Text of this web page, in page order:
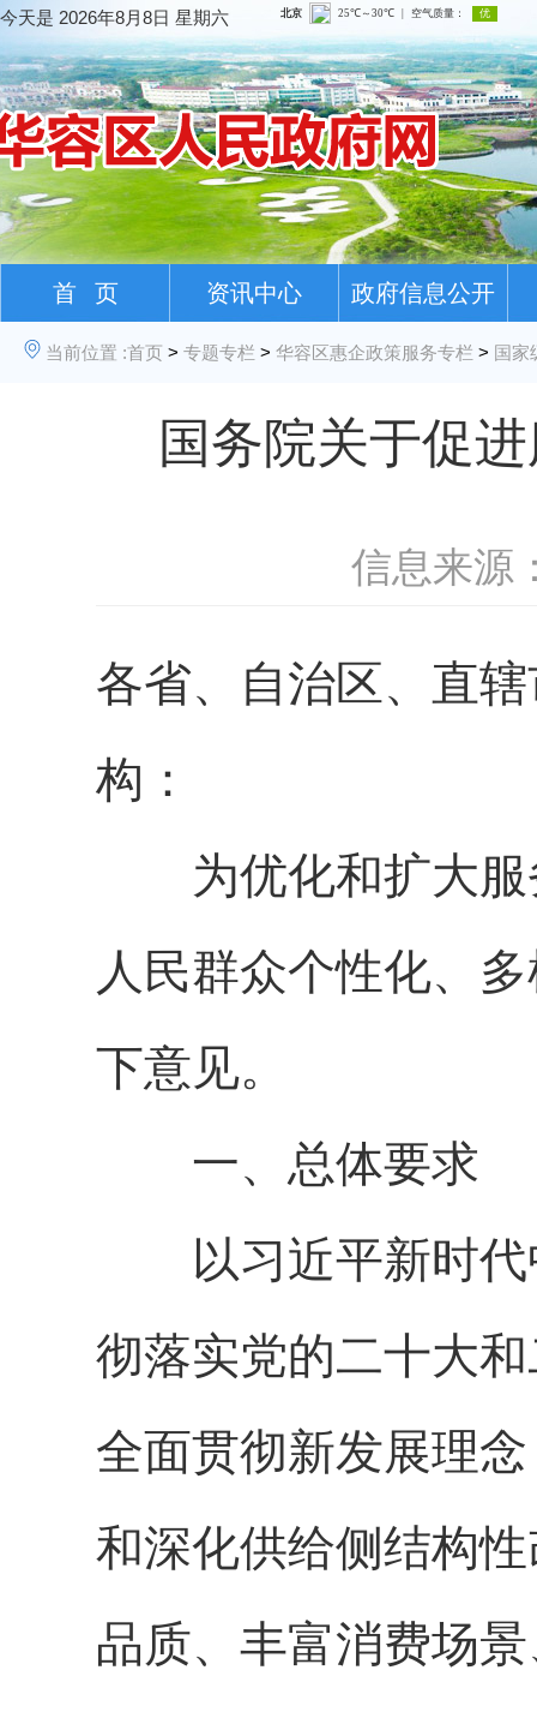
今天是 2026年8月8日 星期六
首 页 资讯中心 政府信息公开
当前位置 :首页 > 专题专栏 > 华容区惠企政策服务专栏 > 国家
国务院关于促
信息来源
各省、自治区、直
构：
为优化和扩大服
人民群众个性化、
下意见。
一、总体要求
以习近平新时代
彻落实党的二十大
全面贯彻新发展理
和深化供给侧结构
品质、丰富消费场